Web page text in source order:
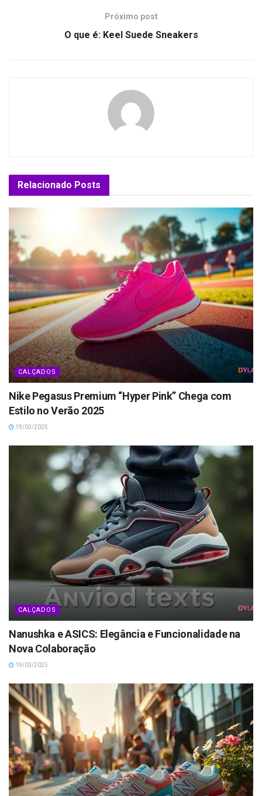
Próximo post
O que é: Keel Suede Sneakers
Relacionado Posts
CALÇADOS
Nike Pegasus Premium “Hyper Pink” Chega com
Estilo no Verão 2025
19/03/2025
CALÇADOS
Nanushka e ASICS: Elegância e Funcionalidade na
Nova Colaboração
19/03/2025